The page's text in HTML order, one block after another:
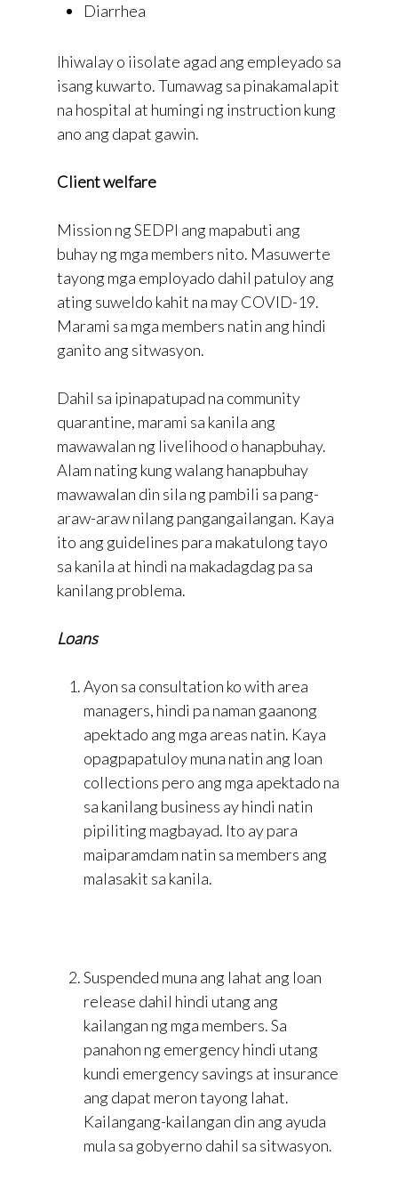
Diarrhea
Ihiwalay o iisolate agad ang empleyado sa
isang kuwarto. Tumawag sa pinakamalapit
na hospital at humingi ng instruction kung
ano ang dapat gawin.
Client welfare
Mission ng SEDPI ang mapabuti ang
buhay ng mga members nito. Masuwerte
tayong mga employado dahil patuloy ang
ating suweldo kahit na may COVID-19.
Marami sa mga members natin ang hindi
ganito ang sitwasyon.
Dahil sa ipinapatupad na community
quarantine, marami sa kanila ang
mawawalan ng livelihood o hanapbuhay.
Alam nating kung walang hanapbuhay
mawawalan din sila ng pambili sa pang-
araw-araw nilang pangangailangan. Kaya
ito ang guidelines para makatulong tayo
sa kanila at hindi na makadagdag pa sa
kanilang problema.
Loans
Ayon sa consultation ko with area
managers, hindi pa naman gaanong
apektado ang mga areas natin. Kaya
opagpapatuloy muna natin ang loan
collections pero ang mga apektado na
sa kanilang business ay hindi natin
pipiliting magbayad. Ito ay para
maiparamdam natin sa members ang
malasakit sa kanila.
Suspended muna ang lahat ang loan
release dahil hindi utang ang
kailangan ng mga members. Sa
panahon ng emergency hindi utang
kundi emergency savings at insurance
ang dapat meron tayong lahat.
Kailangang-kailangan din ang ayuda
mula sa gobyerno dahil sa sitwasyon.